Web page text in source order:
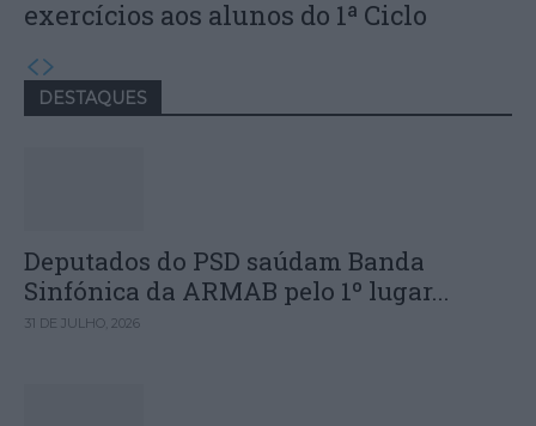
exercícios aos alunos do 1ª Ciclo
DESTAQUES
Deputados do PSD saúdam Banda
Sinfónica da ARMAB pelo 1º lugar...
31 DE JULHO, 2026